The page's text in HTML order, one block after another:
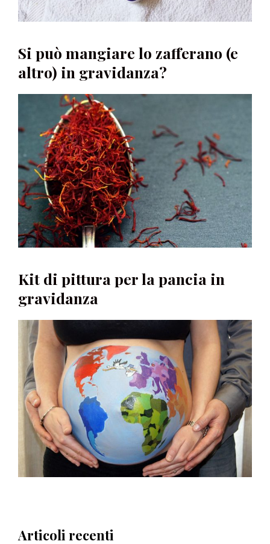
Si può mangiare lo zafferano (e
altro) in gravidanza?
Kit di pittura per la pancia in
gravidanza
Articoli recenti